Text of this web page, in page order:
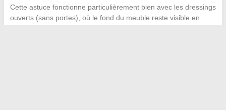
Cette astuce fonctionne particulièrement bien avec les dressings
ouverts (sans portes), où le fond du meuble reste visible en